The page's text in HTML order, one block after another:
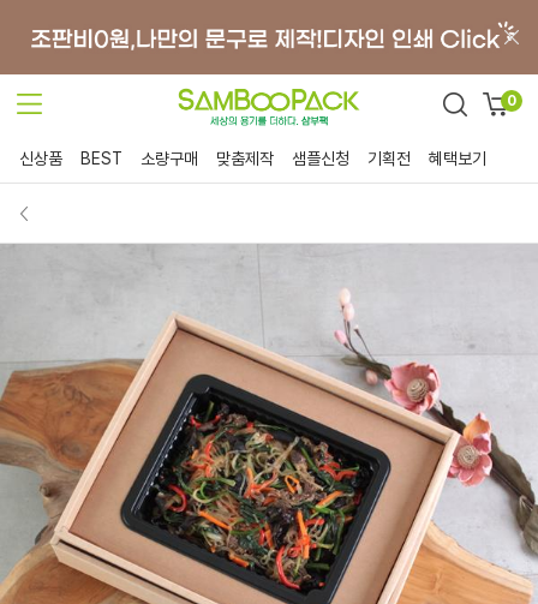
0
신상품 BEST 소량구매 맞춤제작 샘플신청 기획전 혜택보기